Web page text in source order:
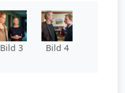
Bild 3 Bild 4